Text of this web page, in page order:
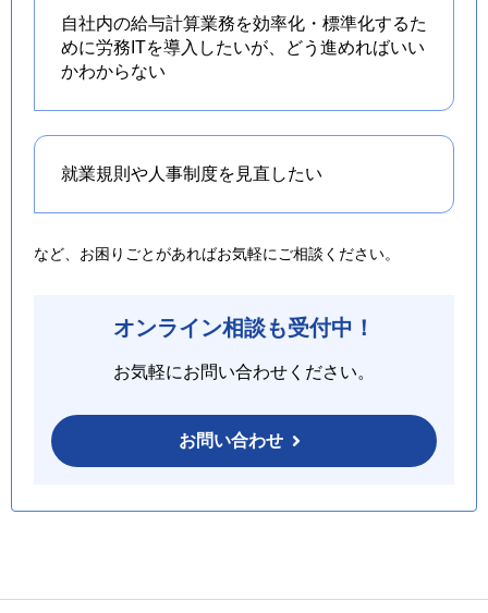
自社内の給与計算業務を効率化・標準化するた
めに労務ITを導入したいが、どう進めればいい
かわからない
就業規則や人事制度を 見直したい
など、お困りごとがあればお気軽にご相談ください。
オンライン相談も受付中！
お気軽にお問い合わせください。
お問い合わせ